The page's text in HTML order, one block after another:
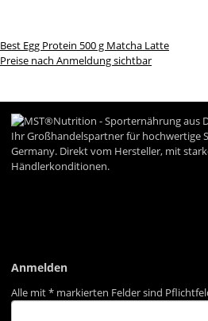
Best Egg Protein 500 g Matcha Latte
Preise nach Anmeldung sichtbar
Ihr Großhandelspartner für hochwertige
Germany. Direkt vom Hersteller, mit
Händlerkonditionen.
Anmelden
Alle mit* markierten Felder sind